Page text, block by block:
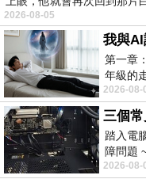
2026-08-05
我與
第一章
年級的
微微捲
2026-08-
三個
踏入電
障問題
題 : 記
2026-08-